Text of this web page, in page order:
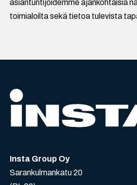
asiantuntijoidemme ajankohtaisia
toimialoilta sekä tietoa tulevista
Insta Group Oy
Sarankulmankatu 20